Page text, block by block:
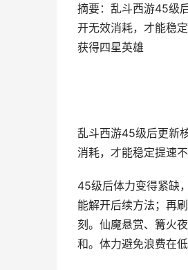
摘要：乱斗西游45级
开无效消耗，才能稳
获得四星英雄
乱斗西游45级后更新
消耗，才能稳定提速不
45级后体力变得紧缺
能解开后续方法；再
刻。仙魔悬赏、篝火
和。体力避免浪费在